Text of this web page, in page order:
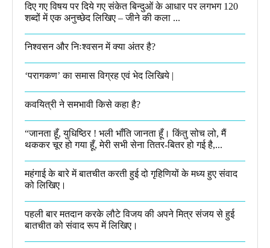
दिए गए विषय पर दिये गए संकेत बिन्दुओं के आधार पर लगभग 120
शब्दों में एक अनुच्छेद लिखिए – जीने की कला ...
निश्वसन और निःश्वसन में क्या अंतर है?
‘परागकण’ का समास विग्रह एवं भेद लिखिये |
कवयित्री ने समभावी किसे कहा है?
“जानता हूँ, युधिष्ठिर ! भली भाँति जानता हूँ। किंतु सोच लो, मैं
थककर चूर हो गया हूँ, मेरी सभी सेना तितर-बितर हो गई है,...
महंगाई के बारे में बातचीत करती हुई दो गृहिणियों के मध्य हुए संवाद
को लिखिए।
पहली बार मतदान करके लौटे विजय की अपने मित्र संजय से हुई
बातचीत को संवाद रूप में लिखिए।